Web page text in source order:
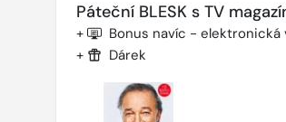
Páteční BLESK s TV
+ Bonus navíc - elektronická
+ Dárek